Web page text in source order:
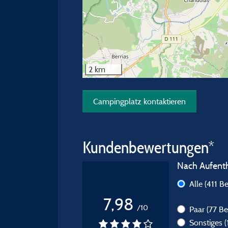
2 km
Campingplatz kontaktieren
Kundenbewertungen*
7,98 /10
Nach
Alle (411
Paar (77
Sonstiges